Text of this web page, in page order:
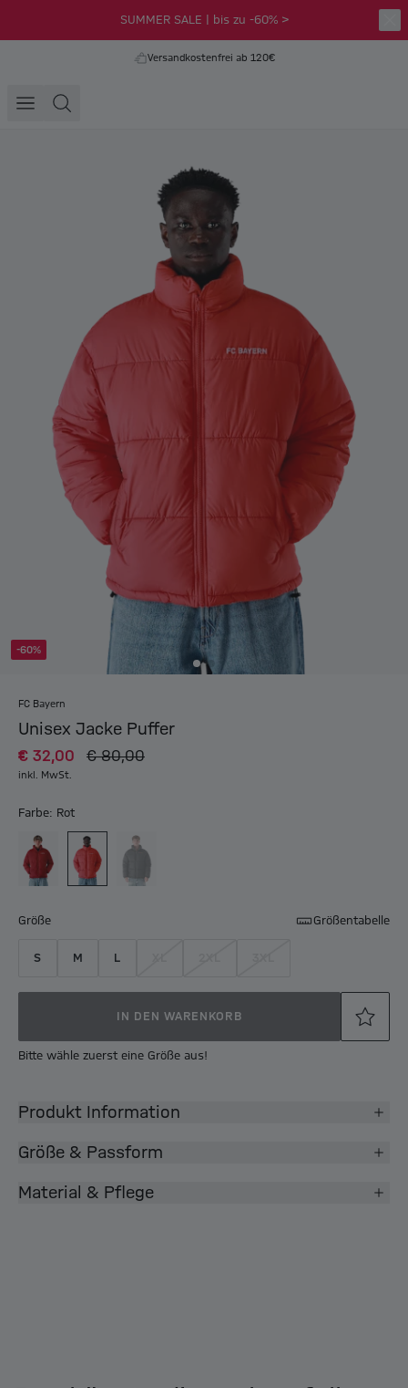
SUMMER SALE | bis zu -60% >
Versandkostenfrei ab 120€
-60%
FC Bayern
Unisex Jacke Puffer
€ 32,00 € 80,00
inkl. MwSt.
Farbe: Rot
Größe Größentabelle
S M L
IN DEN WARENKORB
Bitte wähle zuerst eine Größe aus!
Produkt Information
Größe & Passform
Material & Pflege